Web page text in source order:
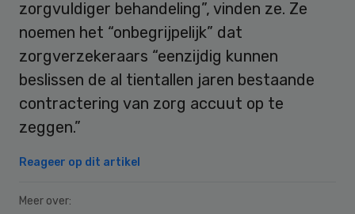
zorgvuldiger behandeling”, vinden ze. Ze
noemen het “onbegrijpelijk” dat
zorgverzekeraars “eenzijdig kunnen
beslissen de al tientallen jaren bestaande
contractering van zorg accuut op te
zeggen.”
Reageer op dit artikel
Meer over: